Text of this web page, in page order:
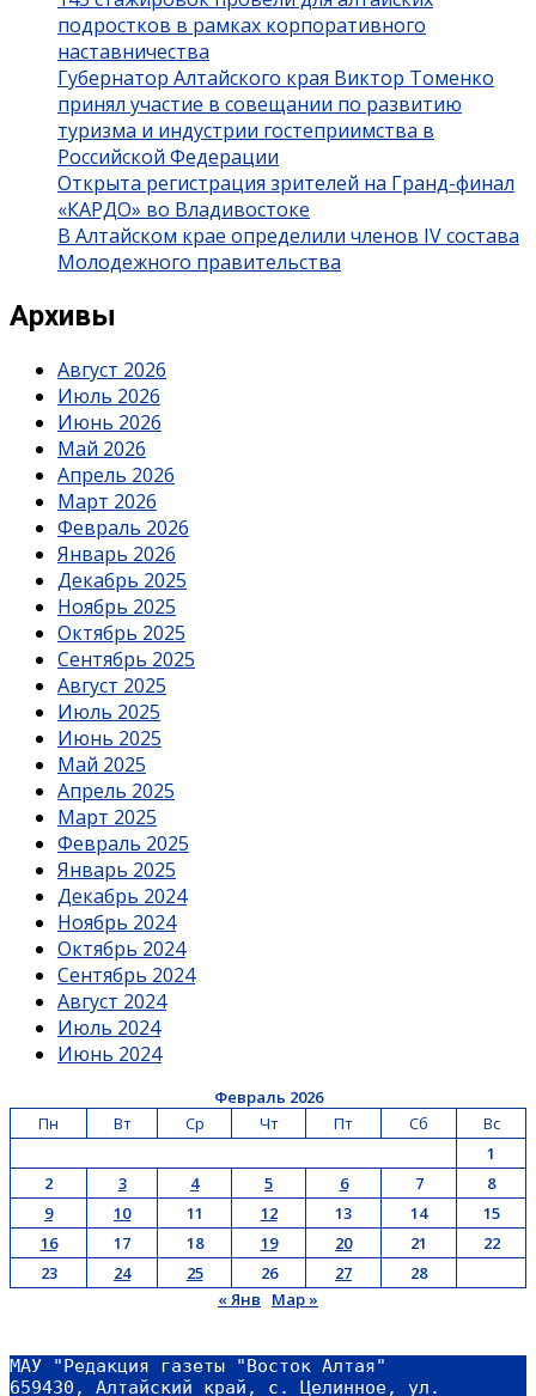
подростков в рамках корпоративного
наставничества
Губернатор Алтайского края Виктор Томенко
принял участие в совещании по развитию
туризма и индустрии гостеприимства в
Российской Федерации
Открыта регистрация зрителей на Гранд-финал
«КАРДО» во Владивостоке
В Алтайском крае определили членов IV состава
Молодежного правительства
Архивы
Август 2026
Июль 2026
Июнь 2026
Май 2026
Апрель 2026
Март 2026
Февраль 2026
Январь 2026
Декабрь 2025
Ноябрь 2025
Октябрь 2025
Сентябрь 2025
Август 2025
Июль 2025
Июнь 2025
Май 2025
Апрель 2025
Март 2025
Февраль 2025
Январь 2025
Декабрь 2024
Ноябрь 2024
Октябрь 2024
Сентябрь 2024
Август 2024
Июль 2024
Июнь 2024
Февраль 2026
Пн
Вт Ср Чт Пт Сб
Вс
1
2
3 4 5 6 7
8
9
10 11 12 13 14
15
16
17 18 19 20 21
22
23
24 25 26 27
28
« Янв
Мар »
МАУ "Редакция газеты "Восток Алтая"
659430, Алтайский край, с. Целинное, ул.